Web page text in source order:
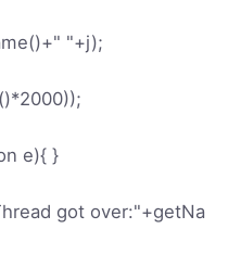
"+j);
e){ }
got over:"+getNa